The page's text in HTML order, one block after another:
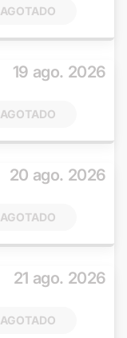
AGOTADO
19 ago. 2026
AGOTADO
20 ago. 2026
AGOTADO
21 ago. 2026
AGOTADO